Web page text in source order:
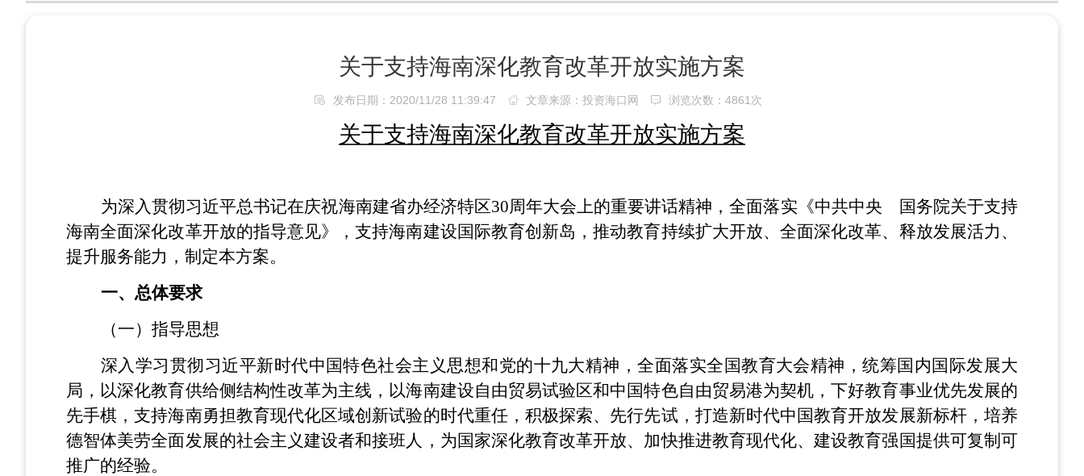
关于支持海南深化教育改革开放实施方案
发布日期：2020/11/28 11:39:47 文章来源：投资海口网 浏览次数： 4861次
关于支持海南深化教育改革开放实施方案
为深入贯彻习近平总书记在庆祝海南建省办经济特区30周年大会上的重要讲话精神，全面落实《中共中央 国务院关于支持
海南全面深化改革开放的指导意见》，支持海南建设国际教育创新岛，推动教育持续扩大开放、全面深化改革、释放发展活力、
提升服务能力，制定本方案。
一、总体要求
（一）指导思想
深入学习贯彻习近平新时代中国特色社会主义思想和党的十九大精神，全面落实全国教育大会精神，统筹国内国际发展大
局，以深化教育供给侧结构性改革为主线，以海南建设自由贸易试验区和中国特色自由贸易港为契机，下好教育事业优先发展的
先手棋，支持海南勇担教育现代化区域创新试验的时代重任，积极探索、先行先试，打造新时代中国教育开放发展新标杆，培养
德智体美劳全面发展的社会主义建设者和接班人，为国家深化教育改革开放、加快推进教育现代化、建设教育强国提供可复制可
推广的经验。